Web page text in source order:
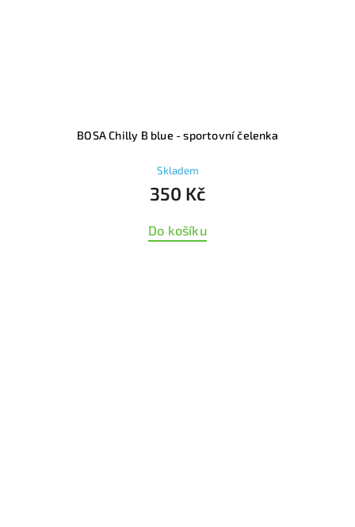
BOSA Chilly B blue - sportovní čelenka
Skladem
350 Kč
Do košíku